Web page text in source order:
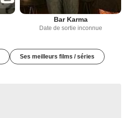
Bar Karma
Date de sortie inconnue
Ses meilleurs films / séries